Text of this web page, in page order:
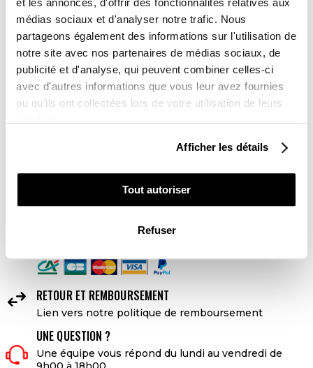
et les annonces, d'offrir des fonctionnalités relatives aux
médias sociaux et d'analyser notre trafic. Nous
partageons également des informations sur l'utilisation de
notre site avec nos partenaires de médias sociaux, de
publicité et d'analyse, qui peuvent combiner celles-ci
avec d'autres informations que vous leur avez fournies
ou qu'ils ont collectées lors de votre utilisation de leurs
Afficher les détails
Tout autoriser
Refuser
AJOUTER AU PANIER
DELAI DE LIVRAISON
Kit Déco sans personnalisation : 3 à 5 jours ouvrés

PAIEMENTS SÉCURISÉS
 RETOUR ET REMBOURSEMENT
Lien vers notre politique de remboursement
UNE QUESTION ?
Une équipe vous répond du lundi au vendredi de